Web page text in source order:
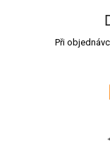
Při